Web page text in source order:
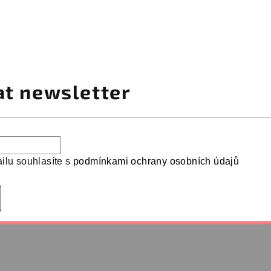
newsletter
souhlasíte s podmínkami ochrany osobních údajů